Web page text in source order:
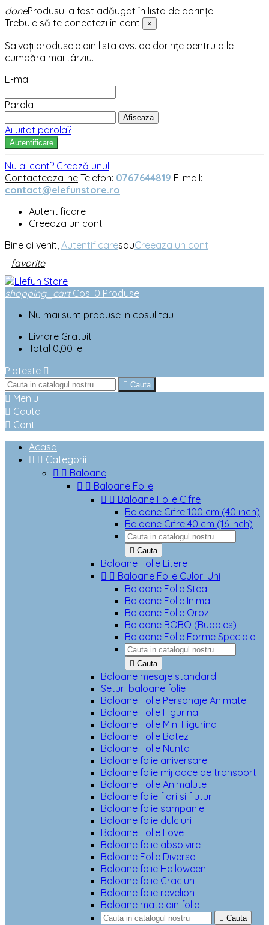
doneProdusul a fost adăugat în lista de dorințe
Trebuie să te conectezi în cont
×
Salvați produsele din lista dvs. de dorințe pentru a le
cumpăra mai târziu.
E-mail
Parola
Afiseaza
Ai uitat parola?
Autentificare
Nu ai cont? Crează unul
Contacteaza-ne Telefon: 0767644819 E-mail:
contact@elefunstore.ro
Autentificare
Creeaza un cont
Bine ai venit, AutentificaresauCreeaza un cont
favorite
shopping_cart Cos: 0 Produse
Nu mai sunt produse in cosul tau
Livrare Gratuit
Total 0,00 lei
Plateste 
 Cauta
 Meniu
 Cauta
 Cont
Acasa
  Categorii
  Baloane
  Baloane Folie
  Baloane Folie Cifre
Baloane Cifre 100 cm (40 inch)
Baloane Cifre 40 cm (16 inch)
 Cauta
Baloane Folie Litere
  Baloane Folie Culori Uni
Baloane Folie Stea
Baloane Folie Inima
Baloane Folie Orbz
Baloane BOBO (Bubbles)
Baloane Folie Forme Speciale
 Cauta
Baloane mesaje standard
Seturi baloane folie
Baloane Folie Personaje Animate
Baloane Folie Figurina
Baloane Folie Mini Figurina
Baloane Folie Botez
Baloane Folie Nunta
Baloane folie aniversare
Baloane folie mijloace de transport
Baloane Folie Animalute
Baloane folie flori si fluturi
Baloane folie sampanie
Baloane folie dulciuri
Baloane Folie Love
Baloane folie absolvire
Baloane Folie Diverse
Baloane folie Halloween
Baloane folie Craciun
Baloane folie revelion
Baloane mate din folie
 Cauta